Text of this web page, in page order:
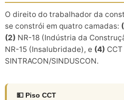
O direito do trabalhador da
se constrói em quatro camadas:
(2) NR-18 (Indústria da
NR-15 (Insalubridade), e (4)
SINTRACON/SINDUSCON.
💵 Piso CCT